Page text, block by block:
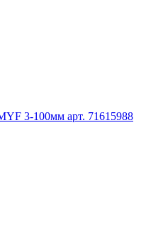
3-100мм арт. 71615988